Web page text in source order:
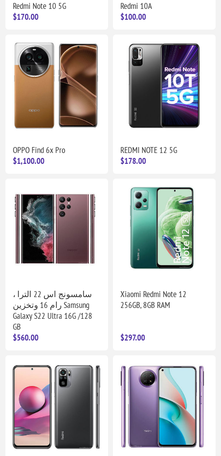
Redmi Note 10 5G
$170.00
Redmi 10A
$100.00
OPPO Find 6x Pro
$1,100.00
REDMI NOTE 12 5G
$178.00
سامسونج اس 22 الترا ،
رام 16 وتخزين Samsung
Galaxy S22 Ultra 16G /128
GB
$560.00
Xiaomi Redmi Note 12
256GB, 8GB RAM
$297.00